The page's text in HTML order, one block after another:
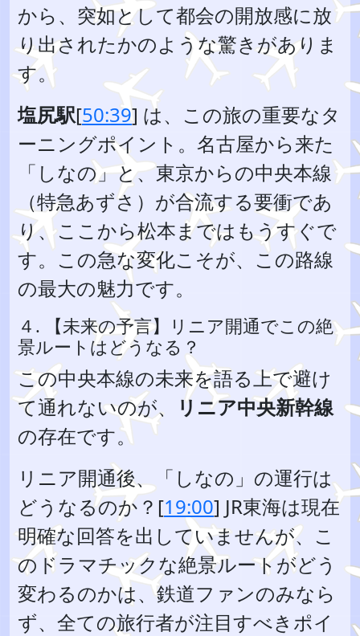
から、突如として都会の開放感に放
り出されたかのような驚きがありま
す。
塩尻駅[50:39] は、この旅の重要なタ
ーニングポイント。名古屋から来た
「しなの」と、東京からの中央本線
（特急あずさ）が合流する要衝であ
り、ここから松本まではもうすぐで
す。この急な変化こそが、この路線
の最大の魅力です。
４. 【未来の予言】リニア開通でこの絶
景ルートはどうなる？
この中央本線の未来を語る上で避け
て通れないのが、
リニア中央新幹線
の存在です。
リニア開通後、「しなの」の運行は
どうなるのか？[19:00] JR東海は現在
明確な回答を出していませんが、こ
のドラマチックな絶景ルートがどう
変わるのかは、鉄道ファンのみなら
ず、全ての旅行者が注目すべきポイ